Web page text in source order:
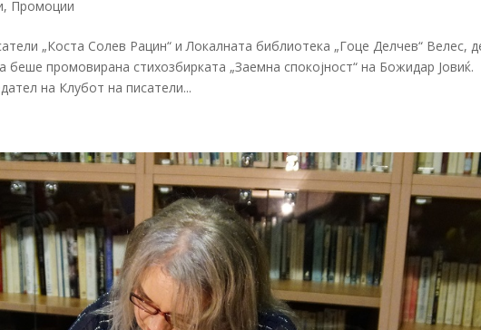
, Промоции
„Коста Солев Рацин“ и Локалната библиотека „Гоце Делчев“ Велес,
промовирана стихозбирката „Заемна спокојност“ на Божидар Јовиќ.
на Клубот на писатели...